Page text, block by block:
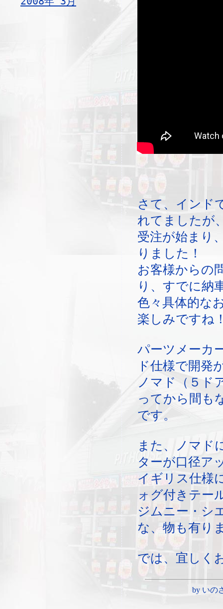
さて、インド
れてましたが
受注が始まり
りました！
お客様からの
り、すでに納
色々具体的な
楽しみですね
パーツメーカ
ド仕様で開発
ノマド（５ド
ってから間も
です。
また、ノマド
ターが口径ア
イギリス仕様
ォグ付きテー
ジムニー・シ
な、物も有り
では、宜しく
by いの